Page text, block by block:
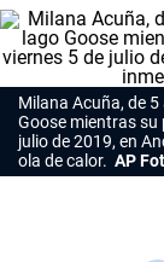
Milana Acuña, de
Goose mientras su
julio de 2019, en
ola de calor. AP